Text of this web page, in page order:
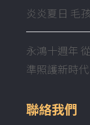
炎炎夏日 毛
永鴻十週年
準照護新時代
聯絡我們